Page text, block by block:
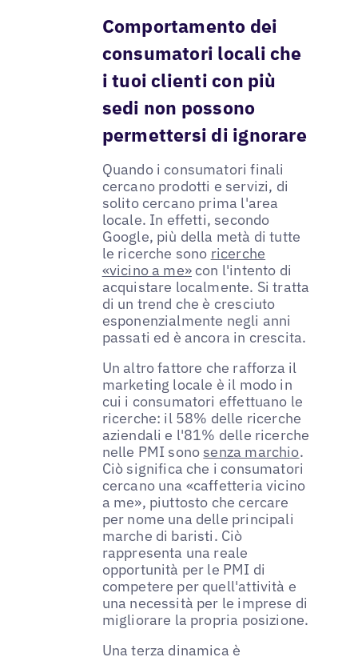
Comportamento dei
consumatori locali che
i tuoi clienti con più
sedi non possono
permettersi di ignorare
Quando i consumatori finali
cercano prodotti e servizi, di
solito cercano prima l'area
locale. In effetti, secondo
Google, più della metà di tutte
le ricerche sono ricerche
«vicino a me»con l'intento di
acquistare localmente. Si tratta
di un trend che è cresciuto
esponenzialmente negli anni
passati ed è ancora in crescita.
Un altro fattore che rafforza il
marketing locale è il modo in
cui i consumatori effettuano le
ricerche: il 58% delle ricerche
aziendali e l'81% delle ricerche
nelle PMI sono senza marchio.
Ciò significa che i consumatori
cercano una «caffetteria vicino
a me», piuttosto che cercare
per nome una delle principali
marche di baristi. Ciò
rappresenta una reale
opportunità per le PMI di
competere per quell'attività e
una necessità per le imprese di
migliorare la propria posizione.
Una terza dinamica è